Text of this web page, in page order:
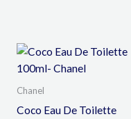
Chanel
Coco Eau De Toilette